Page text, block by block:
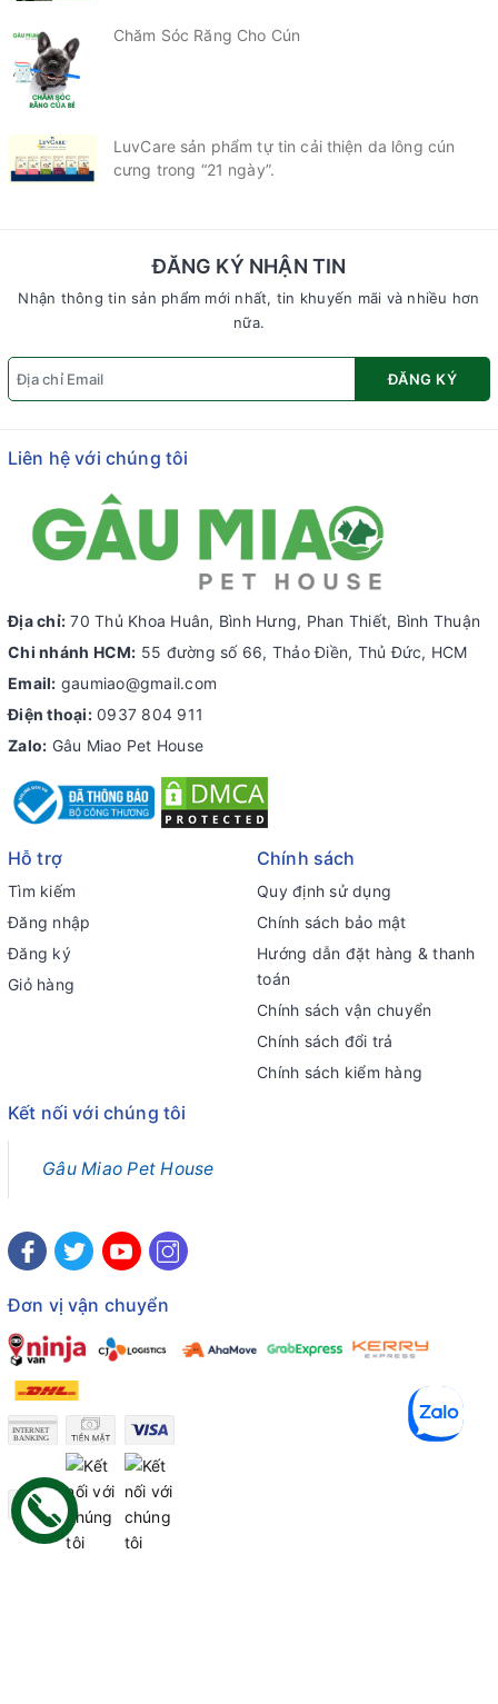
Chăm Sóc Răng Cho Cún
LuvCare sản phẩm tự tin cải thiện da lông cún
cưng trong “21 ngày”.
ĐĂNG KÝ NHẬN TIN
Nhận thông tin sản phẩm mới nhất, tin khuyến mãi và nhiều hơn
nữa.
ĐĂNG KÝ
Liên hệ với chúng tôi
Địa chỉ: 70 Thủ Khoa Huân, Bình Hưng, Phan Thiết, Bình Thuận
Chi nhánh HCM: 55 đường số 66, Thảo Điền, Thủ Đức, HCM
Email: gaumiao@gmail.com
Điện thoại: 0937 804 911
Zalo: Gâu Miao Pet House
Hỗ trợ
Tìm kiếm
Đăng nhập
Đăng ký
Giỏ hàng
Chính sách
Quy định sử dụng
Chính sách bảo mật
Hướng dẫn đặt hàng & thanh
toán
Chính sách vận chuyển
Chính sách đổi trả
Chính sách kiểm hàng
Kết nối với chúng tôi
Gâu Miao Pet House
Đơn vị vận chuyển